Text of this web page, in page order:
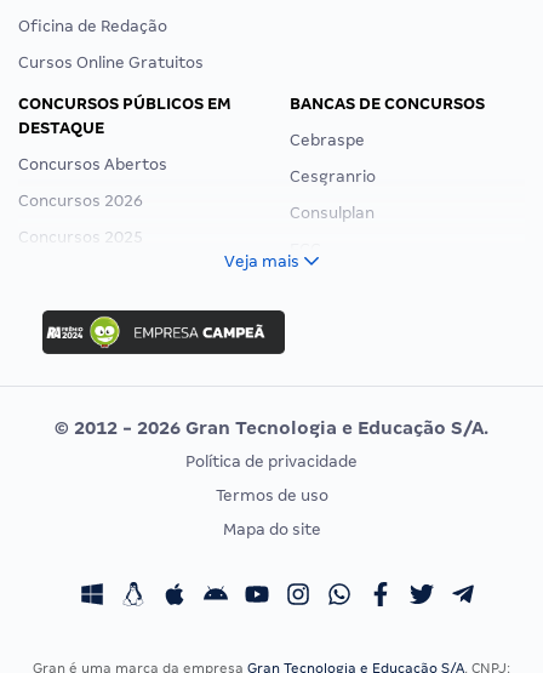
Oficina de Redação
Cursos Online Gratuitos
CONCURSOS PÚBLICOS EM
DESTAQUE
Concursos Abertos
Concursos 2026
Concursos 2025
Concurso Ibama
Concurso MPU
Editais publicados
BANCAS DE CONCURSOS
Cebraspe
Cesgranrio
Consulplan
Vunesp
CONCURSOS POR PROFISSÃO
Concursos Fiscais
EXAME DE ORDEM
Calendário OAB
Veja mais
© 2012 - 2026 Gran Tecnologia e Educação S/A.
Política de privacidade
Termos de uso
Mapa do site
Gran é uma marca da empresa Gran Tecnologia e Educação S/A, CNPJ: